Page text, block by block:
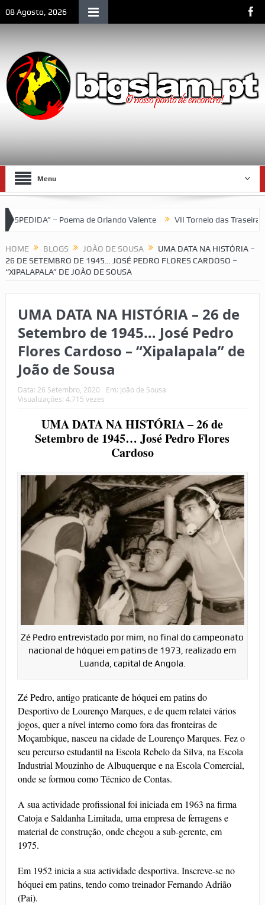
08 Agosto, 2026
Menu
Poema de Orlando Valente VII Torneio das Traseiras – Recordando
HOME BLOGS JOÃO DE SOUSA
UMA DATA NA HISTÓRIA –
26 DE SETEMBRO DE 1945… JOSÉ PEDRO FLORES CARDOSO –
“XIPALAPALA” DE JOÃO DE SOUSA
UMA DATA NA HISTÓRIA – 26 de
Setembro de 1945… José Pedro
Flores Cardoso – “Xipalapala” de
João de Sousa
Data: 26 Setembro, 2020 Em: João de Sousa
Visualizações: 4.715 vezes
UMA DATA NA HISTÓRIA – 26 de
Setembro de 1945… José Pedro Flores
Cardoso
Zé Pedro entrevistado por mim, no final do campeonato
nacional de hóquei em patins de 1973, realizado em
Luanda, capital de Angola.
Zé Pedro, antigo praticante de hóquei em patins do
Desportivo de Lourenço Marques, e de quem relatei vários
jogos, quer a nível interno como fora das fronteiras de
Moçambique, nasceu na cidade de Lourenço Marques. Fez o
seu percurso estudantil na Escola Rebelo da Silva, na Escola
Industrial Mouzinho de Albuquerque e na Escola Comercial,
onde se formou como Técnico de Contas.
A sua actividade profissional foi iniciada em 1963 na firma
Catoja e Saldanha Limitada, uma empresa de ferragens e
material de construção, onde chegou a sub-gerente, em
1975.
Em 1952 inicia a sua actividade desportiva. Inscreve-se no
hóquei em patins, tendo como treinador Fernando Adrião
(Pai).